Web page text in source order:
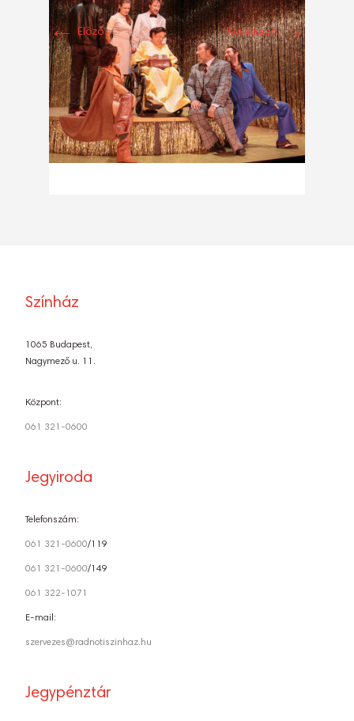
← Előző Következő→
Színház
1065 Budapest,
Nagymező u. 11.
Központ:
061 321-0600
Jegyiroda
Telefonszám:
061 321-0600/119
061 321-0600/149
061 322-1071
E-mail:
szervezes@radnotiszinhaz.hu
Jegypénztár